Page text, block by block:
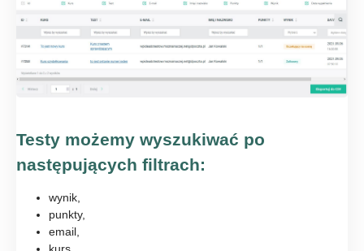
Testy możemy wyszukiwać po
następujących filtrach:
wynik,
punkty,
email,
kurs,